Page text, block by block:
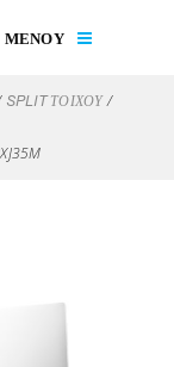
ΜΕΝΟΥ
SPLIT ΤΟΊΧΟΥ/